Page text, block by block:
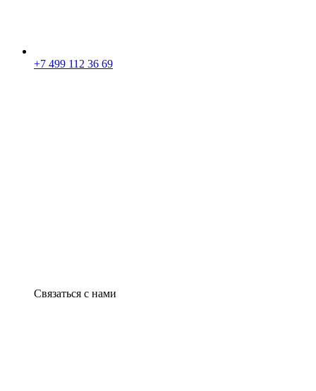
+7 499 112 36 69
Связаться с нами